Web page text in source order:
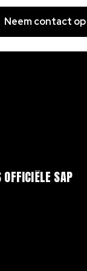
Neem contact
SAP